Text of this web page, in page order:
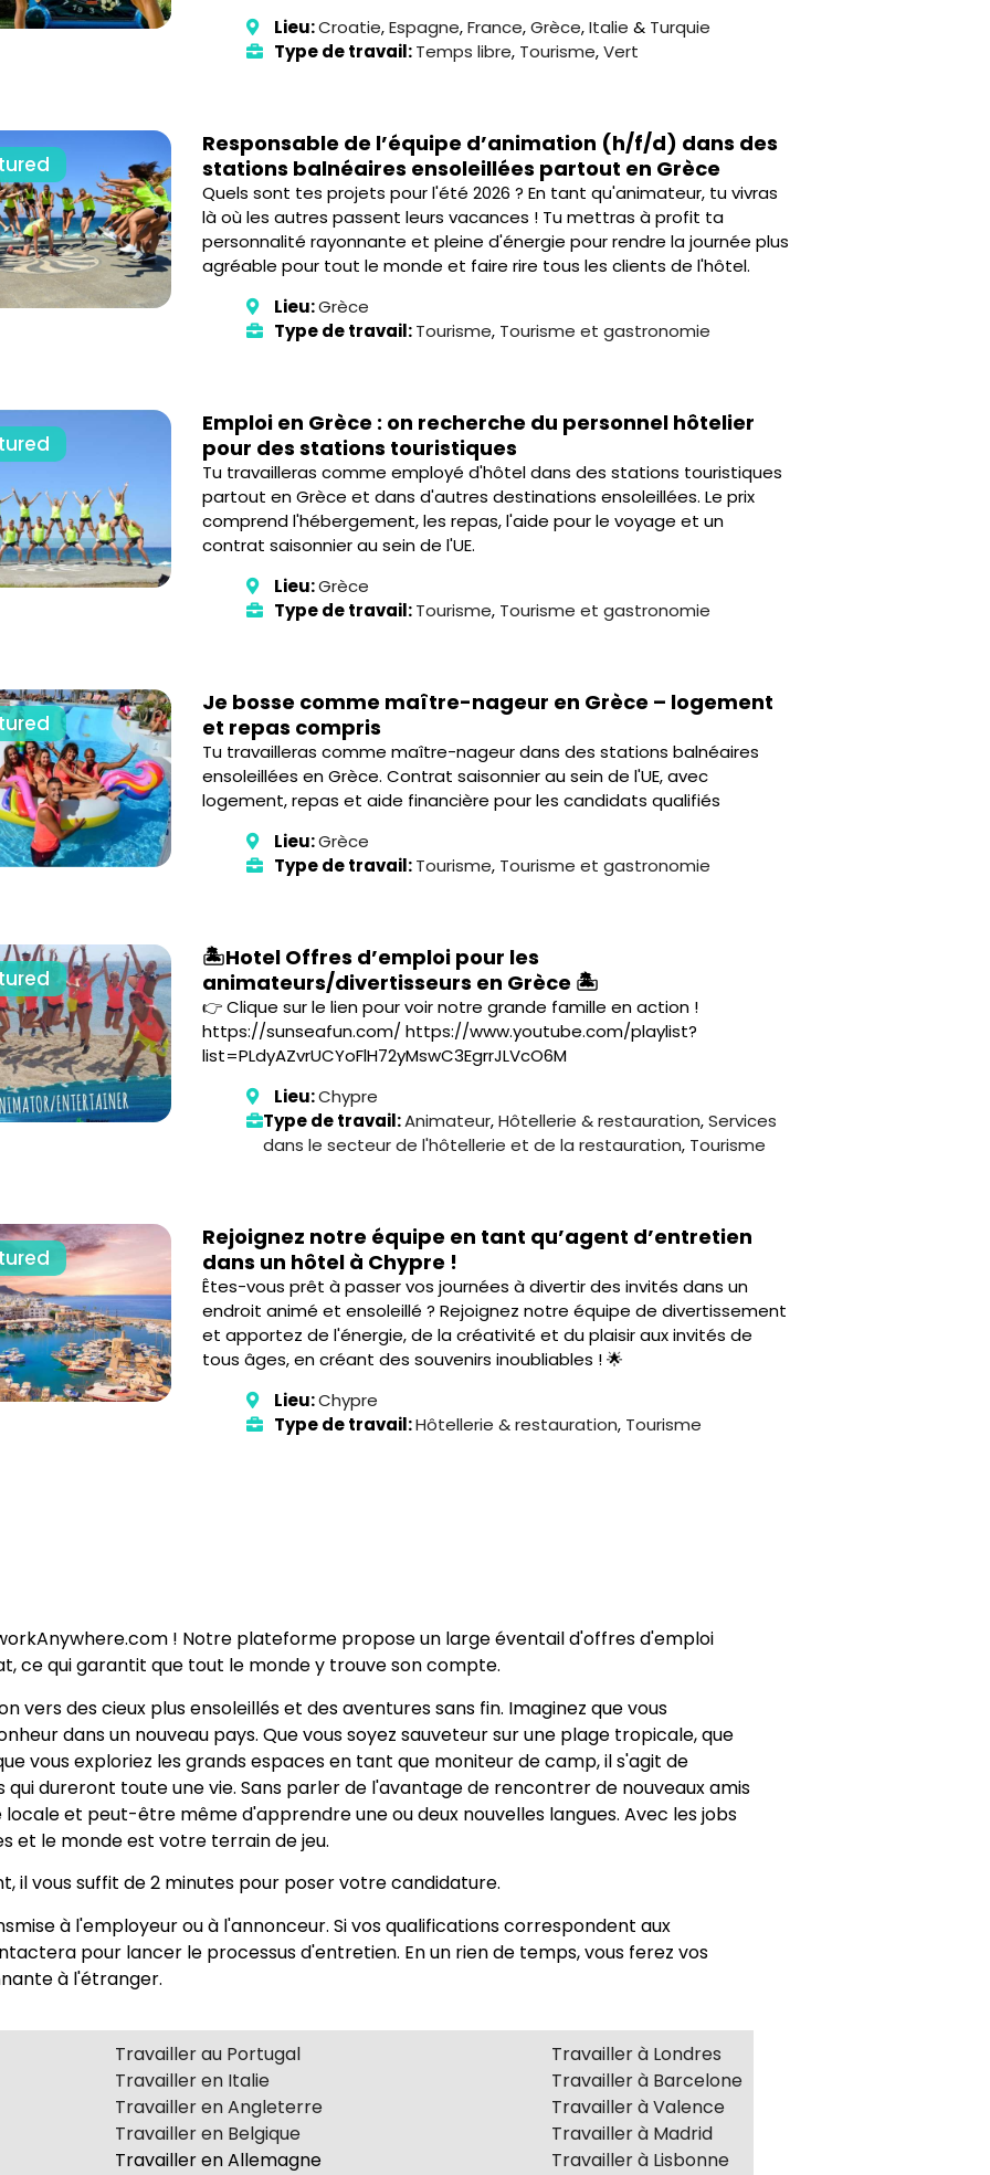
Lieu:Croatie,Espagne,France,Grèce,Italie & Turquie
Type de travail:Temps libre, Tourisme,Vert
Responsable de l’équipe d’animation (h/f/d) dans des
stations balnéaires ensoleillées partout en Grèce
Quels sont tes projets pour l'été 2026 ? En tant qu'animateur, tu vivras
là où les autres passent leurs vacances ! Tu mettras à profit ta
personnalité rayonnante et pleine d'énergie pour rendre la journée plus
agréable pour tout le monde et faire rire tous les clients de l'hôtel.
Lieu:Grèce
Type de travail:Tourisme, Tourisme et gastronomie
Emploi en Grèce : on recherche du personnel hôtelier
pour des stations touristiques
Tu travailleras comme employé d'hôtel dans des stations touristiques
partout en Grèce et dans d'autres destinations ensoleillées. Le prix
comprend l'hébergement, les repas, l'aide pour le voyage et un
contrat saisonnier au sein de l'UE.
Lieu:Grèce
Type de travail:Tourisme, Tourisme et gastronomie
Je bosse comme maître-nageur en Grèce – logement
et repas compris
Tu travailleras comme maître-nageur dans des stations balnéaires
ensoleillées en Grèce. Contrat saisonnier au sein de l'UE, avec
logement, repas et aide financière pour les candidats qualifiés
Lieu:Grèce
Type de travail:Tourisme, Tourisme et gastronomie
🏝️Hotel Offres d’emploi pour les
animateurs/divertisseurs en Grèce 🏝️
👉 Clique sur le lien pour voir notre grande famille en action !
https://sunseafun.com/ https://www.youtube.com/playlist?
list=PLdyAZvrUCYoFlH72yMswC3EgrrJLVcO6M
Lieu:Chypre
Type de travail:Animateur,Hôtellerie & restauration,Services
dans le secteur de l'hôtellerie et de la restauration, Tourisme
Rejoignez notre équipe en tant qu’agent d’entretien
dans un hôtel à Chypre !
Êtes-vous prêt à passer vos journées à divertir des invités dans un
endroit animé et ensoleillé ? Rejoignez notre équipe de divertissement
et apportez de l'énergie, de la créativité et du plaisir aux invités de
tous âges, en créant des souvenirs inoubliables ! 🌟
Lieu:Chypre
Type de travail:Hôtellerie & restauration, Tourisme
! Notre plateforme propose un large éventail d'offres d'emploi
ce qui garantit que tout le monde y trouve son compte.
vers des cieux plus ensoleillés et des aventures sans fin. Imaginez que vous
dans un nouveau pays. Que vous soyez sauveteur sur une plage tropicale, que
vous exploriez les grands espaces en tant que moniteur de camp, il s'agit de
dureront toute une vie. Sans parler de l'avantage de rencontrer de nouveaux amis
et peut-être même d'apprendre une ou deux nouvelles langues. Avec les jobs
et le monde est votre terrain de jeu.
il vous suffit de 2 minutes pour poser votre candidature.
à l'employeur ou à l'annonceur. Si vos qualifications correspondent aux
pour lancer le processus d'entretien. En un rien de temps, vous ferez vos
à l'étranger.
Travailler au Portugal
Travailler en Italie
Travailler en Angleterre
Travailler en Belgique
Travailler en Allemagne
Travailler à Londres
Travailler à Barcelone
Travailler à Valence
Travailler à Madrid
Travailler à Lisbonne